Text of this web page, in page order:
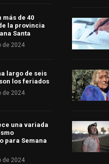
más de 40
la provincia
Santa
de 2024
largo de seis
los feriados
de 2024
una variada
para Semana
de 2024